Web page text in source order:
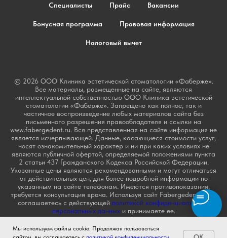
Мы используем файлы cookie. Продолжая пользоваться
Специалисты Прайс Вакансии
Бонусная программа Правовая информация
Налоговый вычет
© 2026 ООО Клиника эстетической стоматологии «Фаберже».
Все материалы, размещенные на сайте, являются
интеллектуальной собственностью ООО Клиника эстетической
стоматологии «Фаберже». Запрещено как полное, так и
частичное воспроизведение любых материалов сайта без
письменного разрешения правообладателя и ссылки на
www.fabergedent.ru. Вся представленная на сайте информация не
является исчерпывающей. Данные, касающиеся стоимости услуг,
носят ознакомительный характер и ни при каких условиях не
являются публичной офертой, определяемой положениями пункта
2 статьи 437 Гражданского Кодекса Российской Федерации.
Указанные цены являются рекомендованными и могут отличаться
от действительных цен, для более подробной информации по
указанным на сайте телефонам. Имеются противопоказания,
требуется консультация врача. Используя сайт Fabergedent.ru Вы
соглашаетесь с действующей политикой конфиденциальности
персональных данныхи принимаете ее.